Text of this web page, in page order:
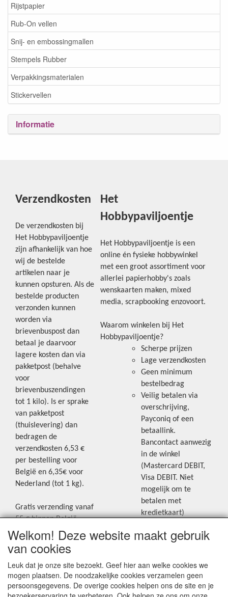
Rijstpapier
Rub-On vellen
Snij- en embossingmallen
Stempels Rubber
Verpakkingsmaterialen
Stickervellen
Informatie
Verzendkosten
De verzendkosten bij
Het Hobbypaviljoentje
zijn afhankelijk van hoe
wij de bestelde
artikelen naar je
kunnen opsturen. Als de
bestelde producten
verzonden kunnen
worden via
brievenbuspost dan
betaal je daarvoor
lagere kosten dan via
pakketpost (behalve
voor
brievenbuszendingen
tot 1 kilo). Is er sprake
van pakketpost
(thuislevering) dan
bedragen de
verzendkosten 6,53 €
per bestelling voor
België en 6,35€ voor
Nederland (tot 1 kg).
Gratis verzending vanaf
55 € binnen België.
Gratis verzending vanaf
65 € naar Nederland.
Levering andere
landen: geen gratis
verzending, portkosten
worden aangerekend.
Het
Hobbypaviljoentje
Het Hobbypaviljoentje is een
online én fysieke hobbywinkel
met een groot assortiment voor
allerlei papierhobby's zoals
wenskaarten maken, mixed
media, scrapbooking enzovoort.
Waarom winkelen bij Het
Hobbypaviljoentje?
Scherpe prijzen
Lage verzendkosten
Geen minimum
bestelbedrag
Veilig betalen via
overschrijving,
Payconiq of een
betaallink.
Bancontact aanwezig
in de winkel
(Mastercard DEBIT,
Visa DEBIT. Niet
mogelijk om te
betalen met
kredietkaart)
Blijf op de hoogte van de laatste
onze Facebookpagina.
Welkom! Deze website maakt gebruik
van cookies
Leuk dat je onze site bezoekt. Geef hier aan welke cookies we
mogen plaatsen. De noodzakelijke cookies verzamelen geen
persoonsgegevens. De overige cookies helpen ons de site en je